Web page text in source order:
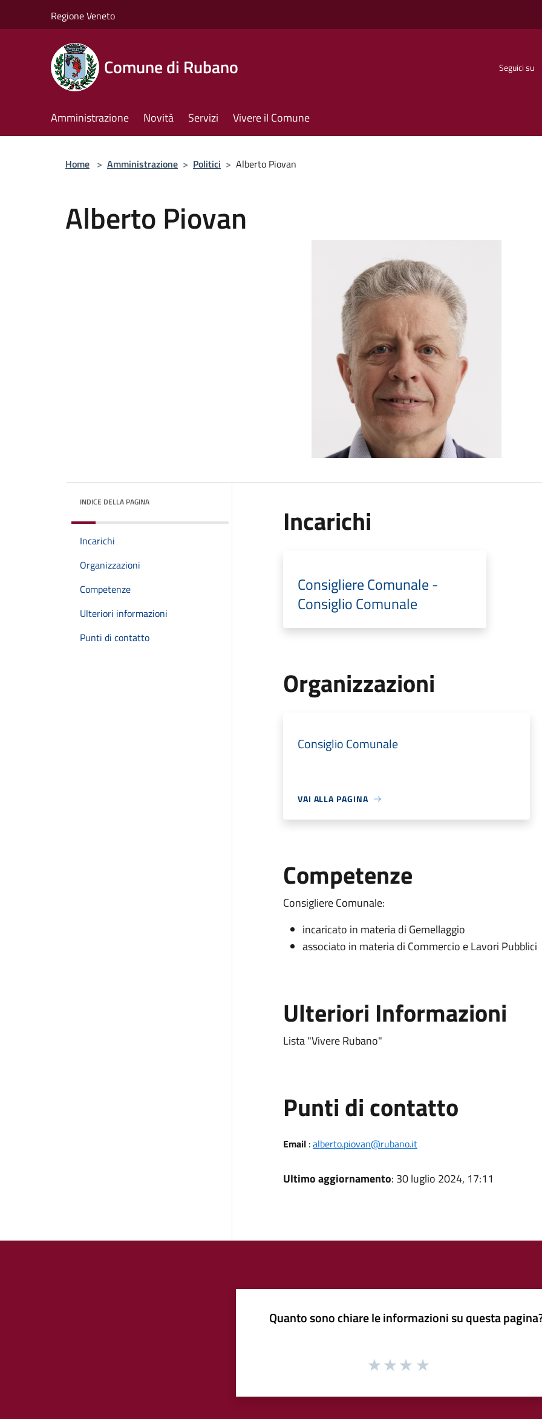
Regione Veneto
Comune di Rubano Seguici su
Amministrazione Novità Servizi Vivere il Comune
Home > Amministrazione > Politici > Alberto Piovan
Alberto Piovan
INDICE DELLA PAGINA
Incarichi
Organizzazioni
Competenze
Ulteriori informazioni
Punti di contatto
Incarichi
Consigliere Comunale -
Consiglio Comunale
Organizzazioni
Consiglio Comunale
VAI ALLA PAGINA
Competenze
Consigliere Comunale:
incaricato in materia di Gemellaggio
associato in materia di Commercio e Lavori Pubblici
Ulteriori Informazioni
Lista "Vivere Rubano"
Punti di contatto
Email:alberto.piovan@rubano.it
Ultimo aggiornamento: 30 luglio 2024, 17:11
Quanto sono chiare le informazioni su questa